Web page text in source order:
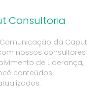
Consultoria
da Caput
nossos consultores
de Liderança,
conteúdos